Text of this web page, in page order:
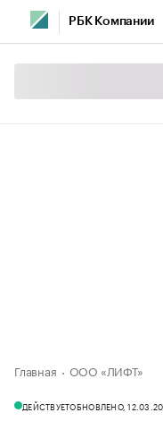
РБК Компании
Главная ООО «ЛИФТ»
ДЕЙСТВУЕТОБНОВЛЕНО,